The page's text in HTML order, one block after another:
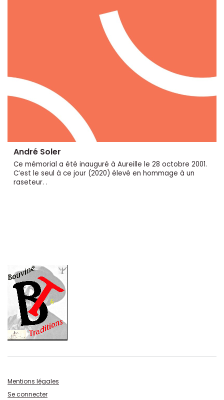
André Soler
Ce mémorial a été inauguré à Aureille le 28 octobre 2001.
C’est le seul à ce jour (2020) élevé en hommage à un
raseteur. .
Mentions légales
Se connecter